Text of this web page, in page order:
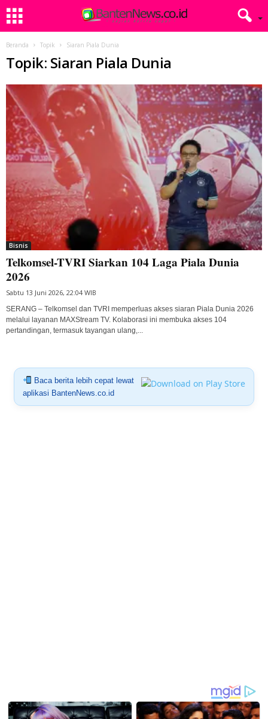
Beranda Topik Siaran Piala Dunia
Topik: Siaran Piala Dunia
Bisnis
Telkomsel-TVRI Siarkan 104 Laga Piala Dunia
2026
Sabtu 13 Juni 2026, 22:04 WIB
SERANG – Telkomsel dan TVRI memperluas akses siaran Piala Dunia 2026
melalui layanan MAXStream TV. Kolaborasi ini membuka akses 104
pertandingan, termasuk tayangan ulang,...
Baca berita lebih cepat lewat
aplikasi BantenNews.co.id